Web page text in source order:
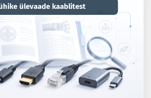
ülevaade kaablitest